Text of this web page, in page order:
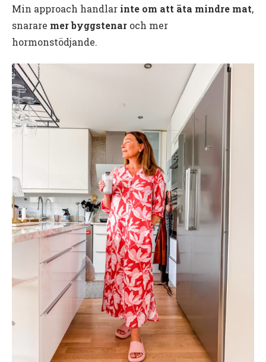
Min approach handlar inte om att äta mindre mat,
snarare mer byggstenar och mer
hormonstödjande.